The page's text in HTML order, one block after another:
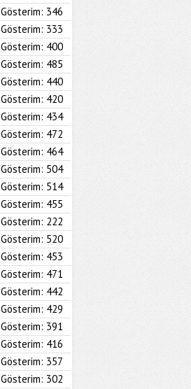
Gösterim: 346
Gösterim: 333
Gösterim: 400
Gösterim: 485
Gösterim: 440
Gösterim: 420
Gösterim: 434
Gösterim: 472
Gösterim: 464
Gösterim: 504
Gösterim: 514
Gösterim: 455
Gösterim: 222
Gösterim: 520
Gösterim: 453
Gösterim: 471
Gösterim: 442
Gösterim: 429
Gösterim: 391
Gösterim: 416
Gösterim: 357
Gösterim: 302